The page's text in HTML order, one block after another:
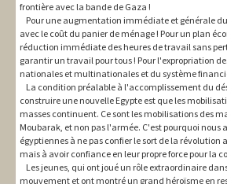
frontière avec la bande de Gaza !
Pour une augmentation immédiate et générale
avec le coût du panier de ménage ! Pour un plan
réduction immédiate des heures de travail sans
garantir un travail pour tous ! Pour l'expropriation
nationales et multinationales et du système
La condition préalable à l'accomplissement du
construire une nouvelle Egypte est que les
masses continuent. Ce sont les mobilisations des
Moubarak, et non pas l'armée. C'est pourquoi nous
égyptiennes à ne pas confier le sort de la révolution
mais à avoir confiance en leur propre force pour la
Les jeunes, qui ont joué un rôle extraordinaire
mouvement et ont montré un grand héroïsme en